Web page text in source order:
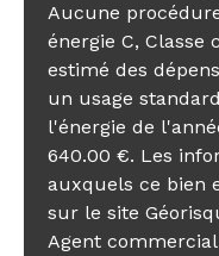
Aucune
énergie C, Classe
estimé des
un usage
l'énergie de
640.00 €. Les
auxquels ce bien
sur le site
Agent